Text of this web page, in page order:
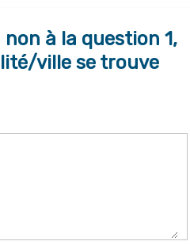
à la question 1,
ville se trouve